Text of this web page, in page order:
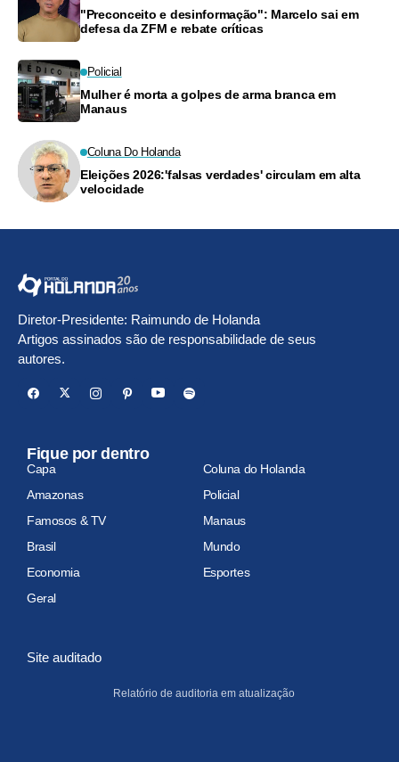
"Preconceito e desinformação": Marcelo sai em
defesa da ZFM e rebate críticas
Policial
Mulher é morta a golpes de arma branca em
Manaus
Coluna Do Holanda
Eleições 2026:'falsas verdades' circulam em alta
velocidade
Diretor-Presidente: Raimundo de Holanda
Artigos assinados são de responsabilidade de seus
autores.
Fique por dentro
Capa
Coluna do Holanda
Amazonas
Policial
Famosos & TV
Manaus
Brasil
Mundo
Economia
Esportes
Geral
Site auditado
Relatório de auditoria em atualização